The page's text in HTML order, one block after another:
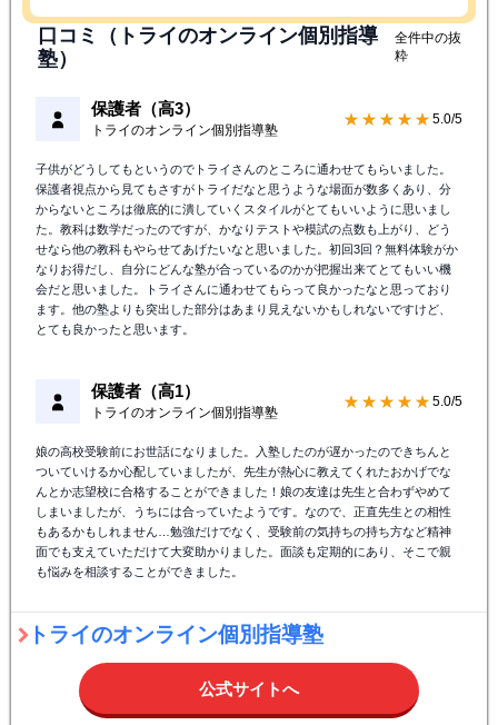
口コミ（トライのオンライン個別指導
塾）
全件中の抜
粋
保護者（高3）
トライのオンライン個別指導塾
★★★★★ 5.0/5
子供がどうしてもというのでトライさんのところに通わせてもらいました。
保護者視点から見てもさすがトライだなと思うような場面が数多くあり、分
からないところは徹底的に潰していくスタイルがとてもいいように思いまし
た。教科は数学だったのですが、かなりテストや模試の点数も上がり、どう
せなら他の教科もやらせてあげたいなと思いました。初回3回？無料体験がか
なりお得だし、自分にどんな塾が合っているのかが把握出来てとてもいい機
会だと思いました。トライさんに通わせてもらって良かったなと思っており
ます。他の塾よりも突出した部分はあまり見えないかもしれないですけど、
とても良かったと思います。
保護者（高1）
トライのオンライン個別指導塾
★★★★★ 5.0/5
娘の高校受験前にお世話になりました。入塾したのが遅かったのできちんと
ついていけるか心配していましたが、先生が熱心に教えてくれたおかげでな
んとか志望校に合格することができました！娘の友達は先生と合わずやめて
しまいましたが、うちには合っていたようです。なので、正直先生との相性
もあるかもしれません…勉強だけでなく、受験前の気持ちの持ち方など精神
面でも支えていただけて大変助かりました。面談も定期的にあり、そこで親
も悩みを相談することができました。
トライのオンライン個別指導塾
公式サイトへ